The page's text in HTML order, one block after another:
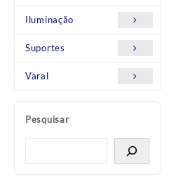
Iluminação
Suportes
Varal
Pesquisar